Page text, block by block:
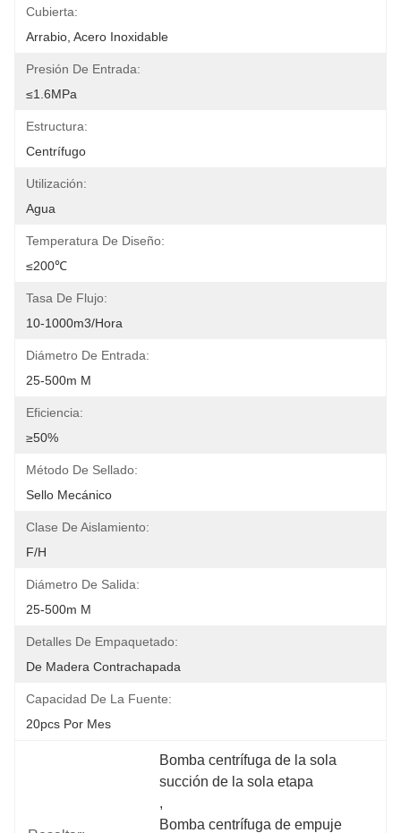
Cubierta:
Arrabio, Acero Inoxidable
Presión De Entrada:
≤1.6MPa
Estructura:
Centrífugo
Utilización:
Agua
Temperatura De Diseño:
≤200℃
Tasa De Flujo:
10-1000m3/hora
Diámetro De Entrada:
25-500m M
Eficiencia:
≥50%
Método De Sellado:
Sello Mecánico
Clase De Aislamiento:
F/H
Diámetro De Salida:
25-500m M
Detalles De Empaquetado:
De Madera Contrachapada
Capacidad De La Fuente:
20pcs Por Mes
Bomba centrífuga de la sola
succión de la sola etapa
,
Bomba centrífuga de empuje